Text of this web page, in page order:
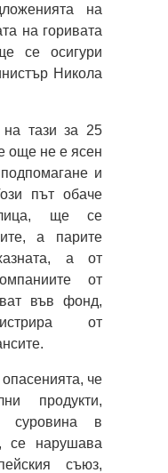
на
на горивата
се осигури
Никола
тази за 25
още не е ясен
и
път обаче
лица, ще се
а парите
а от
от
във фонд,
от
че
продукти,
суровина в
се нарушава
съюз,